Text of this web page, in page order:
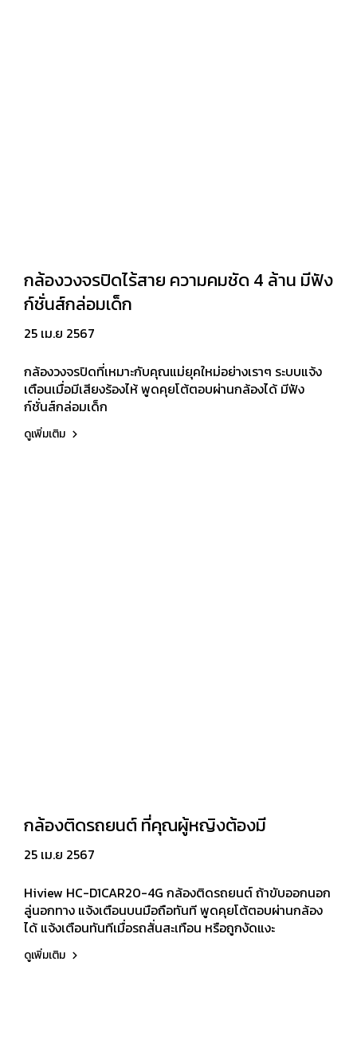
กล้องวงจรปิดไร้สาย ความคมชัด 4 ล้าน มีฟัง
ก์ชั่นส์กล่อมเด็ก
25 เม.ย 2567
กล้องวงจรปิดที่เหมาะกับคุณแม่ยุคใหม่อย่างเราๆ ระบบแจ้ง
เตือนเมื่อมีเสียงร้องไห้ พูดคุยโต้ตอบผ่านกล้องได้ มีฟัง
ก์ชั่นส์กล่อมเด็ก
ดูเพิ่มเติม
กล้องติดรถยนต์ ที่คุณผู้หญิงต้องมี
25 เม.ย 2567
Hiview HC-D1CAR20-4G กล้องติดรถยนต์ ถ้าขับออกนอก
ลู่นอกทาง แจ้งเตือนบนมือถือทันที พูดคุยโต้ตอบผ่านกล้อง
ได้ แจ้งเตือนทันทีเมื่อรถสั่นสะเทือน หรือถูกงัดแงะ
ดูเพิ่มเติม